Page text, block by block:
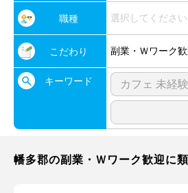
職種 選択してください
こだわり 副業・Ｗワーク
キーワード
幡多郡の副業・Ｗワーク歓迎に